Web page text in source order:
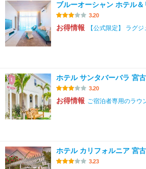
ブルーオーシャン ホテル
3.20
お得情報 【公式限定】 ラグ
ホテル サンタバーバラ 宮
3.20
お得情報 ご宿泊者専用のラウ
ホテル カリフォルニア 宮
3.23